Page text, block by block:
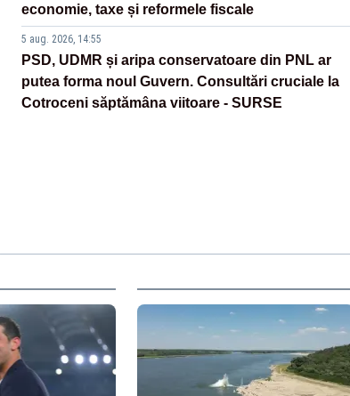
economie, taxe și reformele fiscale
5 aug. 2026, 14:55
PSD, UDMR și aripa conservatoare din PNL ar
putea forma noul Guvern. Consultări cruciale la
Cotroceni săptămâna viitoare - SURSE